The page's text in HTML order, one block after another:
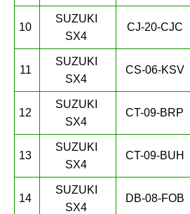
10
SUZUKI
SX4
CJ-20-CJC
11
SUZUKI
SX4
CS-06-KSV
12
SUZUKI
SX4
CT-09-BRP
13
SUZUKI
SX4
CT-09-BUH
14
SUZUKI
SX4
DB-08-FOB